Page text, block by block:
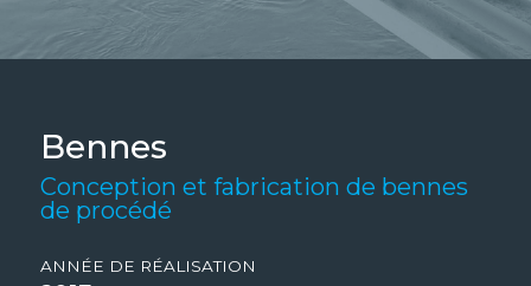
Bennes
Conception et fabrication de bennes
de procédé
ANNÉE DE RÉALISATION